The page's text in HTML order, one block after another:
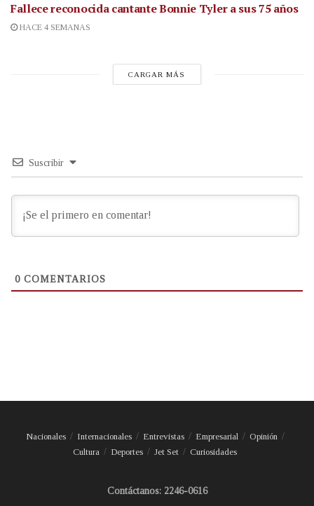
Fallece reconocida cantanteBonnie Tyler a sus 75 años
HACE 4 SEMANAS
CARGAR MÁS
Suscribir
0 COMENTARIOS
Nacionales Internacionales Entrevistas Empresarial
Opinión
Cultura
Deportes Jet Set Curiosidades
Contáctanos: 2246-0616